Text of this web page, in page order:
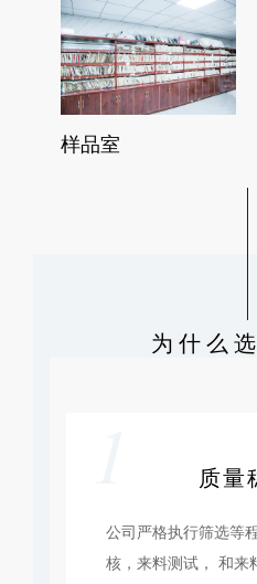
为什么
质量
公司严格执行筛选等
核，来料测试， 和来